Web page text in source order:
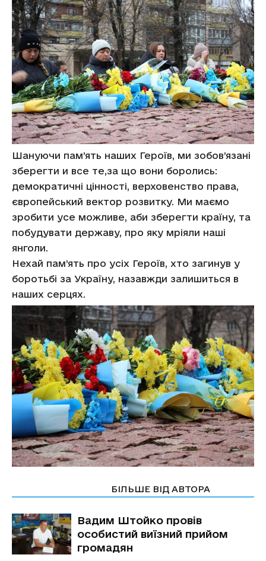
Шануючи пам’ять наших Героїв, ми зобов’язані
зберегти и все те,за що вони боролись:
демократичні цінності, верховенство права,
європейський вектор розвитку. Ми маємо
зробити усе можливе, аби зберегти країну, та
побудувати державу, про яку мріяли наші
янголи.
Нехай пам’ять про усіх Героїв, хто загинув у
боротьбі за Україну, назавжди залишиться в
наших серцях.
БІЛЬШЕ ВІД АВТОРА
Вадим Штойко провів
особистий виїзний прийом
громадян